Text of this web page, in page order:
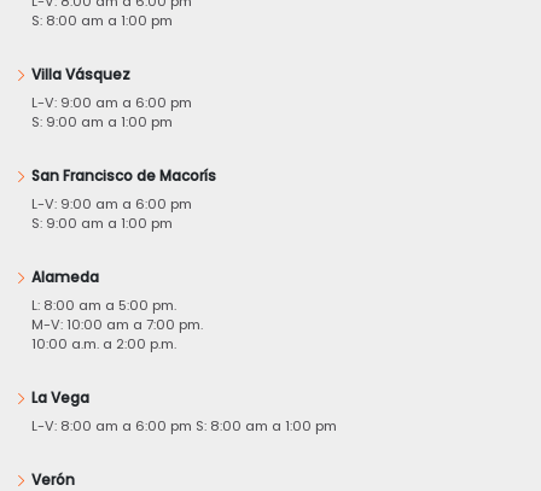
S: 8:00 am a 1:00 pm
Villa Vásquez
L-V: 9:00 am a 6:00 pm
S: 9:00 am a 1:00 pm
San Francisco de Macorís
L-V: 9:00 am a 6:00 pm
S: 9:00 am a 1:00 pm
Alameda
L: 8:00 am a 5:00 pm.
M-V: 10:00 am a 7:00 pm.
10:00 a.m. a 2:00 p.m.
La Vega
L-V: 8:00 am a 6:00 pm S: 8:00 am a 1:00 pm
Verón